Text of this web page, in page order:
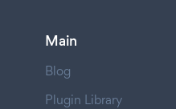
Main
Blog
Plugin Library